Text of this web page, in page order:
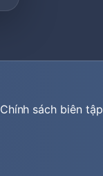
Chính sách biên tập